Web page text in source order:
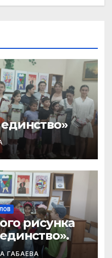
рисунка
ГАБАЕВА